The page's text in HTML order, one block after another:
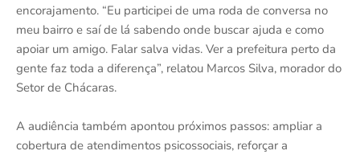
encorajamento. “Eu participei de uma roda de conversa no
meu bairro e saí de lá sabendo onde buscar ajuda e como
apoiar um amigo. Falar salva vidas. Ver a prefeitura perto da
gente faz toda a diferença”, relatou Marcos Silva, morador do
Setor de Chácaras.
A audiência também apontou próximos passos: ampliar a
cobertura de atendimentos psicossociais, reforçar a